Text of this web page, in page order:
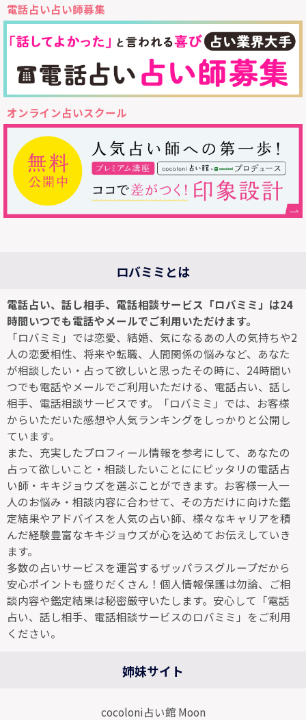
電話占い占い師募集
オンライン占いスクール
ロバミミとは
電話占い、話し相手、電話相談サービス「ロバミミ」は24
時間いつでも電話やメールでご利用いただけます。
「ロバミミ」では恋愛、結婚、気になるあの人の気持ちや2
人の恋愛相性、将来や転職、人間関係の悩みなど、あなた
が相談したい・占って欲しいと思ったその時に、24時間い
つでも電話やメールでご利用いただける、電話占い、話し
相手、電話相談サービスです。「ロバミミ」では、お客様
からいただいた感想や人気ランキングをしっかりと公開し
ています。
また、充実したプロフィール情報を参考にして、あなたの
占って欲しいこと・相談したいことににピッタリの電話占
い師・キキジョウズを選ぶことができます。お客様一人一
人のお悩み・相談内容に合わせて、その方だけに向けた鑑
定結果やアドバイスを人気の占い師、様々なキャリアを積
んだ経験豊富なキキジョウズが心を込めてお伝えしていき
ます。
多数の占いサービスを運営するザッパラスグループだから
安心ポイントも盛りだくさん！個人情報保護は勿論、ご相
談内容や鑑定結果は秘密厳守いたします。安心して「電話
占い、話し相手、電話相談サービスのロバミミ」をご利用
ください。
姉妹サイト
cocoloni占い館 Moon